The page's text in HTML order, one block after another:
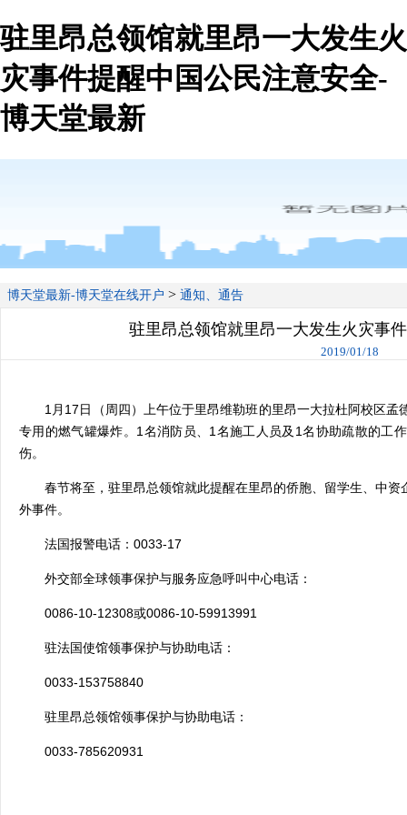
驻里昂总领馆就里昂一大发生火
灾事件提醒中国公民注意安全-
博天堂最新
博天堂最新-博天堂在线开户 > 通知、通告
驻里昂总领馆就里昂一大发生火灾事
2019/01/18
1 月 17日（周四）上午位于里昂维勒班的里昂一大拉杜阿校区
专用的燃气罐爆炸。 1 名消防员、 1 名施工人员及 1名协助疏散的工
伤。
春节将至，驻里昂总领馆就此提醒在里昂的侨胞、留学生、中
外事件。
法国报警电话： 0033-17
外交部全球领事保护与服务应急呼叫中心电话：
0086-10-12308或0086-10-59913991
驻法国使馆领事保护与协助电话：
0033-153758840
驻里昂总领馆领事保护与协助电话：
0033-785620931